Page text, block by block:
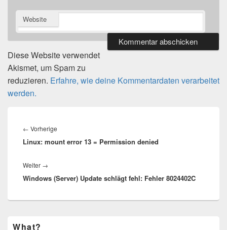
Website
Diese Website verwendet
Akismet, um Spam zu
reduzieren. Erfahre, wie deine Kommentardaten verarbeitet
werden.
← Vorherige
Beitrag:
Linux: mount error 13 = Permission denied
Weiter →
Beitrag:
Windows (Server) Update schlägt fehl: Fehler 8024402C
What?